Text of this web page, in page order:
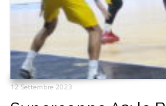
12 Settembre 2023